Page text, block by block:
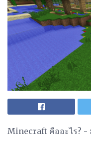
Minecraft คืออะไร? -